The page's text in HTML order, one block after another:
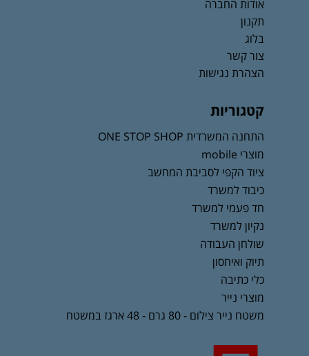
אודות החברה
תקנון
בלוג
צור קשר
הצהרת נגישות
קטגוריות
התחנה המשרדית ONE STOP SHOP
מוצרי mobile
ציוד הקפי לסביבת המחשב
כיבוד למשרד
חד פעמי למשרד
נקיון למשרד
שולחן העבודה
תיוק ואיחסון
כלי כתיבה
מוצרי נייר
משטח נייר צילום - 80 גרם - 48 ארגז במשטח